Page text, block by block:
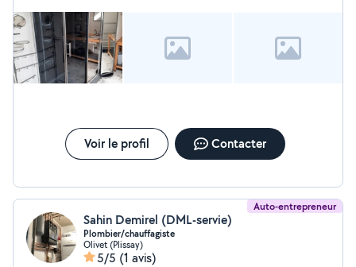
Voir le profil Contacter
Auto-entrepreneur
Sahin Demirel (DML-servie)
Plombier/chauffagiste
Olivet (Plissay)
5/5 (1 avis)